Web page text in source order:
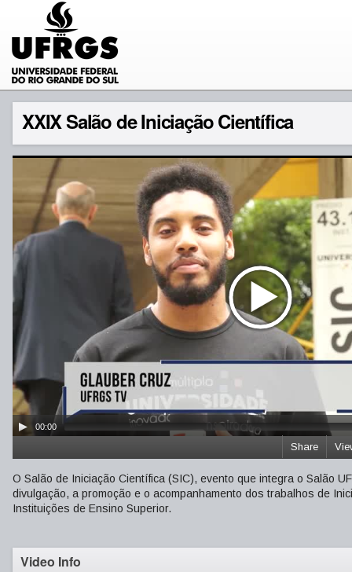
XXIX Salão de Iniciação Científica
00:00
Share
O Salão de Iniciação Científica (SIC), evento que integra o Salão
divulgação, a promoção e o acompanhamento dos trabalhos de
Instituições de Ensino Superior.
Video Info